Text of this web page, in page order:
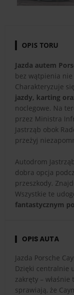
OPIS TORU
Jazda autem
bez wątpienia
Charakteryzuje
jazdy, karting
noclegowe. Na
przez Ministra
Jastrząb obok
przeżyj
Autodrom
dobra opcja
przeszkody.
Wszystkie te
fantastycznym
OPIS AUTA
Jazda Porsche
Dzięki centralnie
zakręty –
sprawiają, że